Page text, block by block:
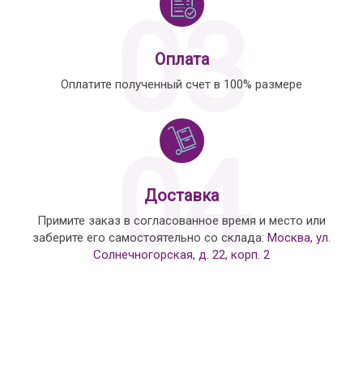
03
Оплата
Оплатите полученный счет в 100% размере
04
Доставка
Примите заказ в согласованное время и место или
заберите его самостоятельно со склада: Москва, ул.
Солнечногорская, д. 22, корп. 2